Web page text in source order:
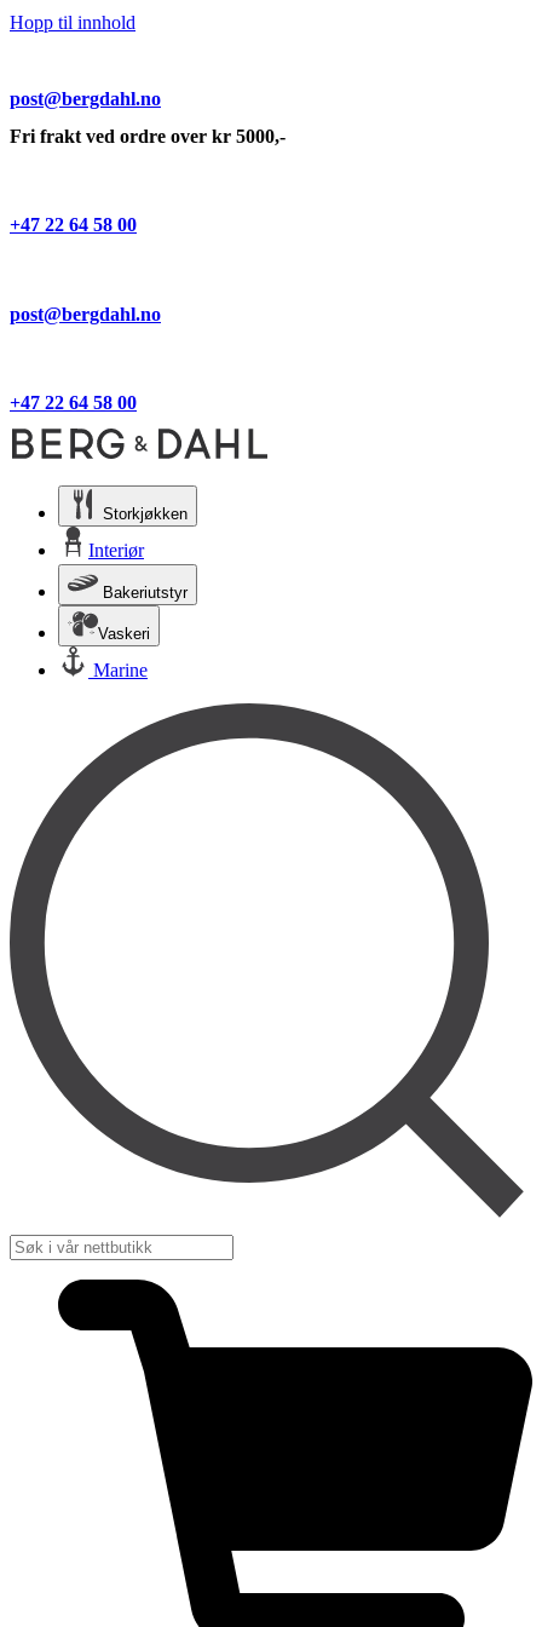
Hopp til innhold
post@bergdahl.no
Fri frakt ved ordre over kr 5000,-
+47 22 64 58 00
post@bergdahl.no
+47 22 64 58 00
Storkjøkken
Interiør
Bakeriutstyr
Vaskeri
Marine